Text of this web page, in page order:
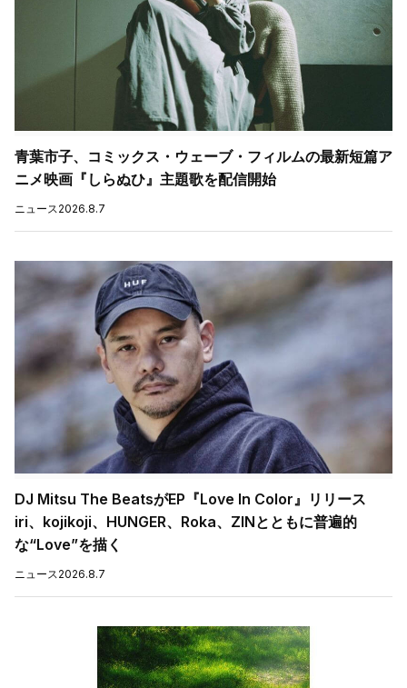
青葉市子、コミックス・ウェーブ・フィルムの最新短篇ア
ニメ映画『しらぬひ』主題歌を配信開始
ニュース2026.8.7
DJ Mitsu The BeatsがEP『Love In Color』リリース
iri、kojikoji、HUNGER、Roka、ZINとともに普遍的
な“Love”を描く
ニュース2026.8.7